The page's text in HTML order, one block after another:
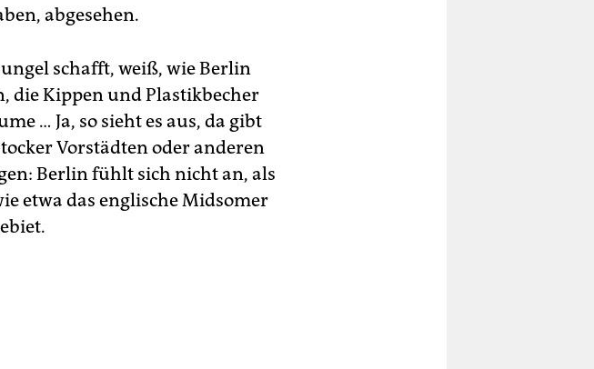
abgesehen.
schafft, weiß, wie Berlin
die Kippen und Plastikbecher
… Ja, so sieht es aus, da gibt
Vorstädten oder anderen
Berlin fühlt sich nicht an, als
etwa das englische Midsomer